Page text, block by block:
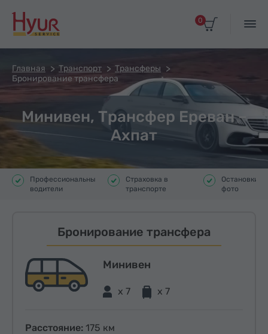
0
Главная Транспорт
Трансферы
Бронирование трансфера
Минивен, Трансфер Ереван –
Ахпат
Профессиональные
водители
Страховка в
транспорте
Остановки
фото
Бронирование трансфера
Минивен
x 7 x 7
Расстояние: 175 км